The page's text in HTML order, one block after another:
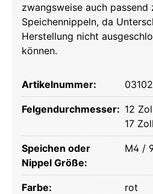
zwangsweise auch passend
Speichennippeln, da
Herstellung nicht
können.
Artikelnummer:
Felgendurchmesser: 12
17 Zoll
Speichen oder
Nippel Größe:
M4 /
Farbe: rot